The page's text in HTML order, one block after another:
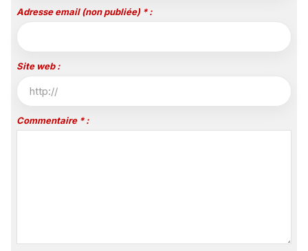
Adresse email (non publiée) * :
Site web :
Commentaire * :